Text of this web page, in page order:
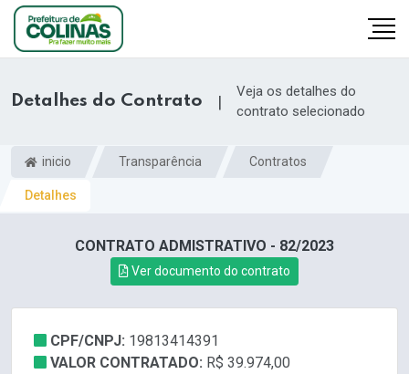
Detalhes do Contrato |
Veja os detalhes do
contrato selecionado
inicio Transparência Contratos
Detalhes
CONTRATO ADMISTRATIVO - 82/2023
Ver documento do contrato
CPF/CNPJ: 19813414391
VALOR CONTRATADO: R$ 39.974,00